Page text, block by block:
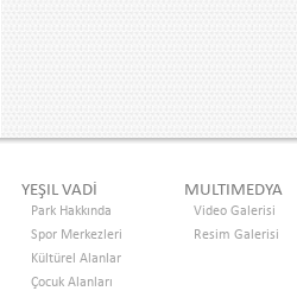
YEŞIL VADİ
Park Hakkında
Spor Merkezleri
Kültürel Alanlar
Çocuk Alanları
MULTIMEDYA
Video Galerisi
Resim Galerisi